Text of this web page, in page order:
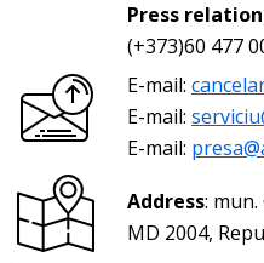
Press
(+373)60 477
E-mail:
E-mail:
E-mail:
Address:
MD 2004,